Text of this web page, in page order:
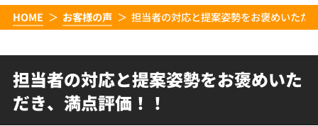
HOME お客様の声 担当者の対応と提案姿勢をお褒めいただ
担当者の対応と提案姿勢をお褒めいた
だき、満点評価！！